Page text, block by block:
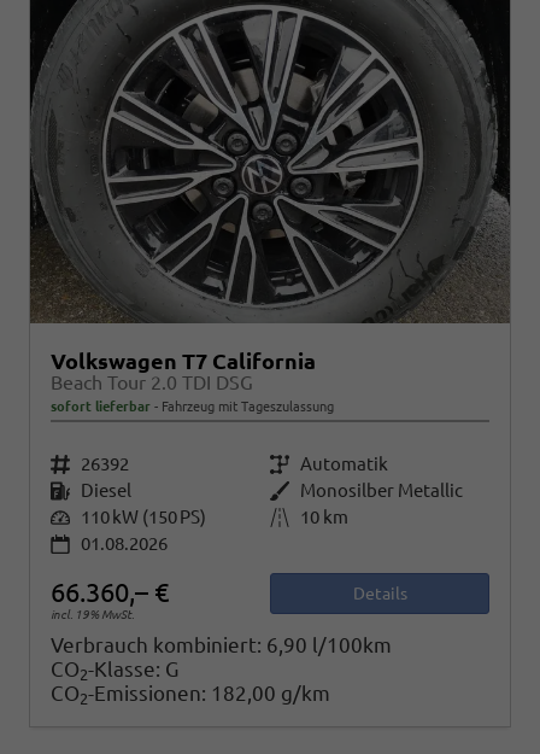
Volkswagen T7 California
Beach Tour 2.0 TDI DSG
sofort lieferbar Fahrzeug mit Tageszulassung
Fahrzeugnr. 26392 Getriebe Automatik
Kraftstoff Diesel Außenfarbe Monosilber Metallic
Leistung 110 kW (150 PS) Kilometerstand
10 km
01.08.2026
66.360,– €
incl. 19% MwSt.
Details
Verbrauch kombiniert: 6,90 l/100km
CO2-Klasse: G
CO2-Emissionen: 182,00 g/km